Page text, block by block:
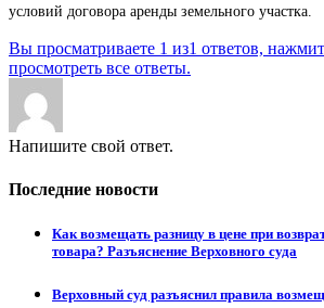
условий договора аренды земельного участка.
Вы просматриваете 1 из1 ответов,
просмотреть все ответы.
Напишите свой ответ.
Последние новости
Как возмещать разницу в цене при
товара? Разъяснение Верховного суда
Верховный суд разъяснил правила